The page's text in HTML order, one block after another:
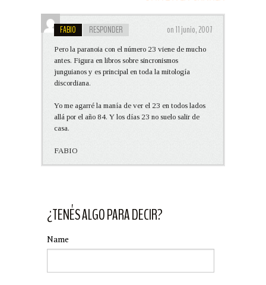
FABIO RESPONDER on 11 junio, 2007
Pero la paranoia con el número 23 viene de mucho
antes. Figura en libros sobre sincronismos
junguianos y es principal en toda la mitología
discordiana.
Yo me agarré la manía de ver el 23 en todos lados
allá por el año 84. Y los días 23 no suelo salir de
casa.
FABIO
¿TENÉS ALGO PARA DECIR?
Name